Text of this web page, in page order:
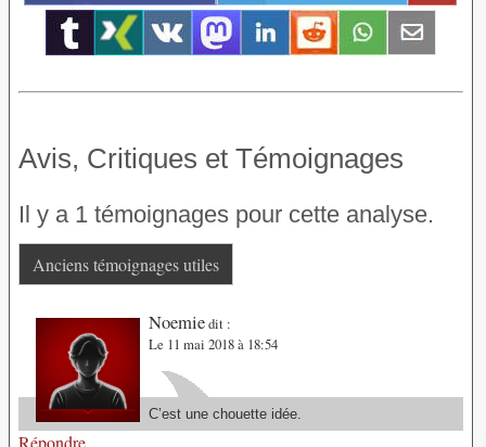
Avis, Critiques et Témoignages
Il y a 1 témoignages pour cette analyse.
Anciens témoignages utiles
Noemiedit :
Le 11 mai 2018 à 18:54
C’est une chouette idée.
Répondre